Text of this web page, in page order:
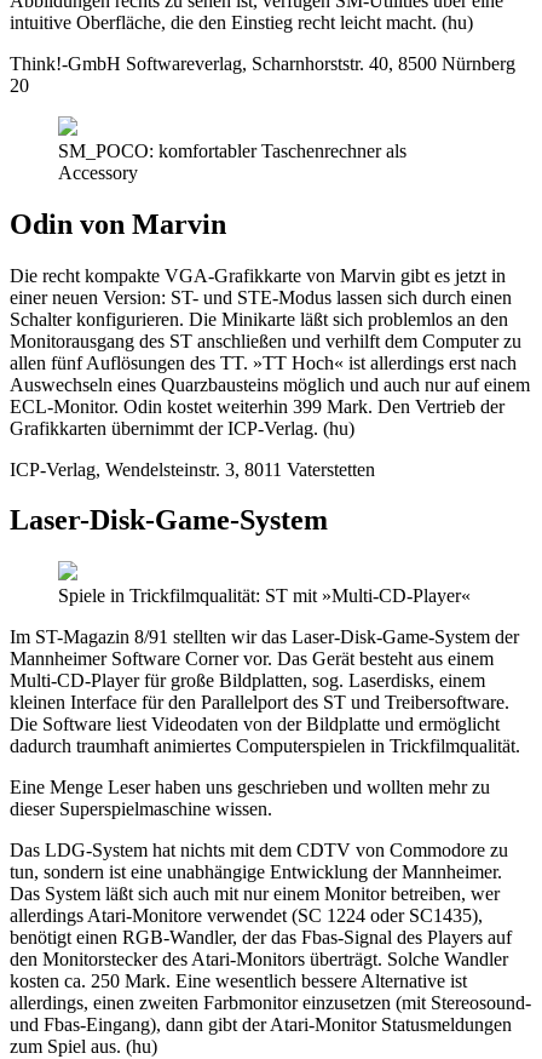
intuitive Oberfläche, die den Einstieg recht leicht macht. (hu)
Think!-GmbH Softwareverlag, Scharnhorststr. 40, 8500 Nürnberg
20
SM_POCO: komfortabler Taschenrechner als
Accessory
Odin von Marvin
Die recht kompakte VGA-Grafikkarte von Marvin gibt es jetzt in
einer neuen Version: ST- und STE-Modus lassen sich durch einen
Schalter konfigurieren. Die Minikarte läßt sich problemlos an den
Monitorausgang des ST anschließen und verhilft dem Computer zu
allen fünf Auflösungen des TT. »TT Hoch« ist allerdings erst nach
Auswechseln eines Quarzbausteins möglich und auch nur auf einem
ECL-Monitor. Odin kostet weiterhin 399 Mark. Den Vertrieb der
Grafikkarten übernimmt der ICP-Verlag. (hu)
ICP-Verlag, Wendelsteinstr. 3, 8011 Vaterstetten
Laser-Disk-Game-System
Spiele in Trickfilmqualität: ST mit »Multi-CD-Player«
Im ST-Magazin 8/91 stellten wir das Laser-Disk-Game-System der
Mannheimer Software Corner vor. Das Gerät besteht aus einem
Multi-CD-Player für große Bildplatten, sog. Laserdisks, einem
kleinen Interface für den Parallelport des ST und Treibersoftware.
Die Software liest Videodaten von der Bildplatte und ermöglicht
dadurch traumhaft animiertes Computerspielen in Trickfilmqualität.
Eine Menge Leser haben uns geschrieben und wollten mehr zu
dieser Superspielmaschine wissen.
Das LDG-System hat nichts mit dem CDTV von Commodore zu
tun, sondern ist eine unabhängige Entwicklung der Mannheimer.
Das System läßt sich auch mit nur einem Monitor betreiben, wer
allerdings Atari-Monitore verwendet (SC 1224 oder SC1435),
benötigt einen RGB-Wandler, der das Fbas-Signal des Players auf
den Monitorstecker des Atari-Monitors überträgt. Solche Wandler
kosten ca. 250 Mark. Eine wesentlich bessere Alternative ist
allerdings, einen zweiten Farbmonitor einzusetzen (mit Stereosound-
und Fbas-Eingang), dann gibt der Atari-Monitor Statusmeldungen
zum Spiel aus. (hu)